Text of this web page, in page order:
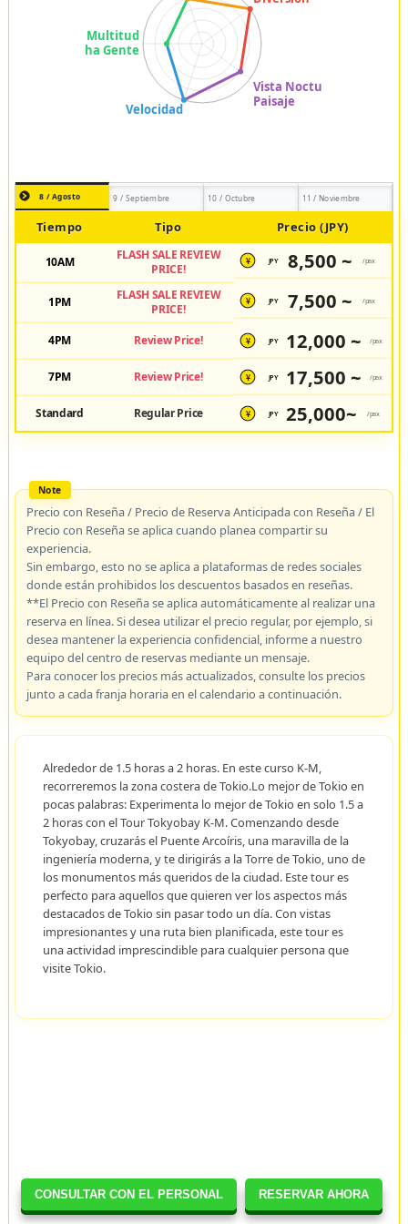
CONSULTAR CON EL PERSONAL RESERVAR AHORA
8 / Agosto 9 / Septiembre 10 / Octubre 11 / Noviembre
Tiempo Tipo Precio (JPY)
10AM
FLASH SALE REVIEW
PRICE!
¥ JPY 8,500 ~ /pax
1PM
FLASH SALE REVIEW
PRICE!
¥ JPY 7,500 ~ /pax
4PM Review Price! ¥ JPY 12,000 ~ /pax
7PM Review Price! ¥ JPY 17,500 ~ /pax
Standard Regular Price ¥ JPY 25,000~ /pax
Precio con Reseña / Precio de Reserva Anticipada con Reseña / El
Precio con Reseña se aplica cuando planea compartir su
experiencia.
Sin embargo, esto no se aplica a plataformas de redes sociales
donde están prohibidos los descuentos basados en reseñas.
**El Precio con Reseña se aplica automáticamente al realizar una
reserva en línea. Si desea utilizar el precio regular, por ejemplo, si
desea mantener la experiencia confidencial, informe a nuestro
equipo del centro de reservas mediante un mensaje.
Para conocer los precios más actualizados, consulte los precios
junto a cada franja horaria en el calendario a continuación.
Alrededor de 1.5 horas a 2 horas. En este curso K-M,
recorreremos la zona costera de Tokio.Lo mejor de Tokio en
pocas palabras: Experimenta lo mejor de Tokio en solo 1.5 a
2 horas con el Tour Tokyobay K-M. Comenzando desde
Tokyobay, cruzarás el Puente Arcoíris, una maravilla de la
ingeniería moderna, y te dirigirás a la Torre de Tokio, uno de
los monumentos más queridos de la ciudad. Este tour es
perfecto para aquellos que quieren ver los aspectos más
destacados de Tokio sin pasar todo un día. Con vistas
impresionantes y una ruta bien planificada, este tour es
una actividad imprescindible para cualquier persona que
visite Tokio.